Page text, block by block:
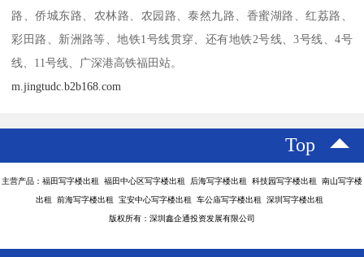
路、侨城东路、农林路、农园路、泰然九路、香蜜湖路、红荔路、
彩田路、新洲路等、地铁1号线贯穿、还有地铁2号线、3号线、4号
线、11号线、广深港高铁福田站。
m.jingtudc.b2b168.com
Top
主营产品：福田写字楼出租 福田中心区写字楼出租 后海写字楼出租 科技园写字楼出租 南山写字楼
出租 前海写字楼出租 宝安中心写字楼出租 车公庙写字楼出租 深圳写字楼出租
版权所有：深圳鑫企通投资发展有限公司